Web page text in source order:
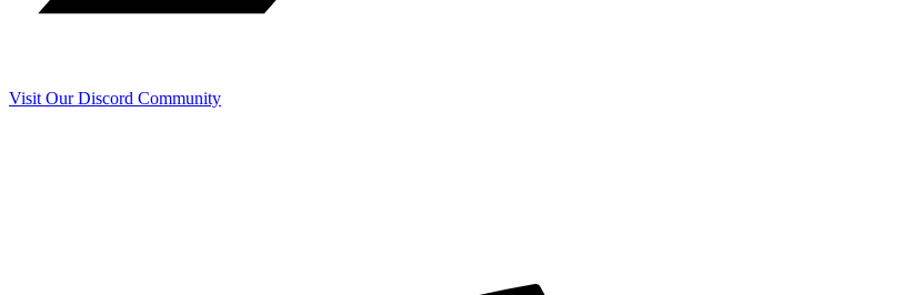
Visit Our Discord Community